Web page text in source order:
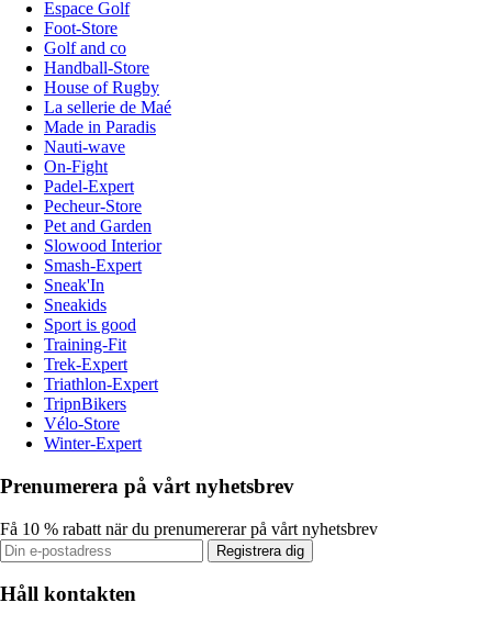
Espace Golf
Foot-Store
Golf and co
Handball-Store
House of Rugby
La sellerie de Maé
Made in Paradis
Nauti-wave
On-Fight
Padel-Expert
Pecheur-Store
Pet and Garden
Slowood Interior
Smash-Expert
Sneak'In
Sneakids
Sport is good
Training-Fit
Trek-Expert
Triathlon-Expert
TripnBikers
Vélo-Store
Winter-Expert
Prenumerera på vårt nyhetsbrev
Få 10 % rabatt när du prenumererar på vårt nyhetsbrev
Registrera dig
Håll kontakten